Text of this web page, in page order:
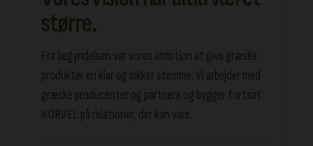
større.
Fra begyndelsen var vores ambition at give græske
produkter en klar og sikker stemme. Vi arbejder med
græske producenter og partnere og bygger fortsat
KORVEL på relationer, der kan vare.